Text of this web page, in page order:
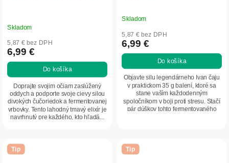
Skladom
5,87 € bez DPH
6,99 €
Do košíka
Doprajte svojim očiam zaslúžený
oddych a podporte svoje cievy silou
divokých čučoriedok a fermentovanej
vrbovky. Tento lahodný tmavý elixír je
navrhnutý pre každého, kto hľadá...
Priemerné
hodnotenie
produktu
je
5,0
z
hviezdičiek.
Skladom
5,87 € bez DPH
6,99 €
Do košíka
Objavte silu legendárneho Ivan čaju
v praktickom 35 g balení, ktoré sa
stane vaším každodenným
spoločníkom v boji proti stresu. Stačí
pár dúškov tohto fermentovaného
Tip Tip